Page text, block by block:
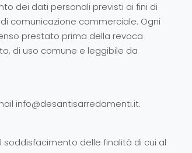
dei dati personali previsti ai fini di
comunicazione commerciale. Ogni
prestato prima della revoca
di uso comune e leggibile da
info@desantisarredamenti.it.
delle finalità di cui al